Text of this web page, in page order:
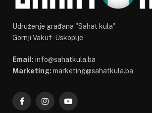
Udruženje građana "Sahat kula"
Gornji Vakuf-Uskoplje
Email: info@sahatkula.ba
Marketing: marketing@sahatkula.ba
FacebookInstagramYouTube